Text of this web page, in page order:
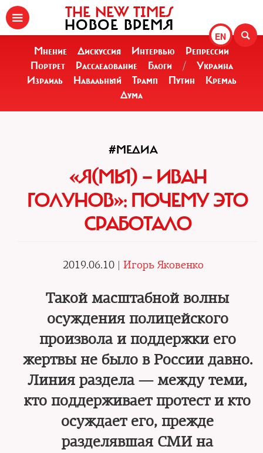
EN
THE NEW TIMES
НОВОЕ ВРЕМЯ
Мнение Дискуссия Интервью
Репрессии
Портрет
Расследование Блоги /
Украина
Израиль
Навальный Трамп Путин
Кремль
Дума
#МЕДИА
«Я(МЫ) — ИВАН
ГОЛУНОВ»: ПОЧЕМУ ЭТО
СРАБОТАЛО
2019.06.10 | Игорь Яковенко
Такой масштабной волны
осуждения полицейского
произвола и поддержки его
жертвы не было в России давно.
Линия раздела — между теми,
кто поддерживает протест и кто
осуждает его, прежде
разделявшая СМИ на